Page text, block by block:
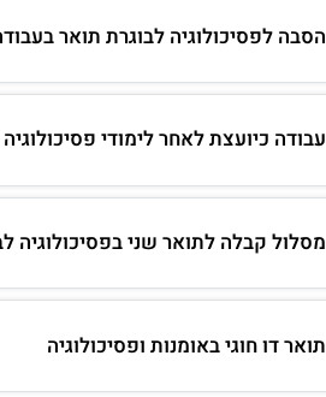
הסבה לפסיכולוגיה לבוגרת תואר
עבודה כיועצת לאחר לימודי פסיכולוגיה
מסלול קבלה לתואר שני בפסיכולוגיה
תואר דו חוגי באומנות ופסיכולוגיה